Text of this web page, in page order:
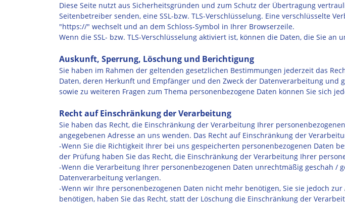
Diese Seite nutzt aus Sicherheitsgründen und zum Schutz der Übertragung
Seitenbetreiber senden, eine SSL-bzw. TLS-Verschlüsselung. Eine verschlüsselte
"https://" wechselt und an dem Schloss-Symbol in Ihrer Browserzeile.
Wenn die SSL- bzw. TLS-Verschlüsselung aktiviert ist, können die Daten, die Sie
Auskunft, Sperrung, Löschung und Berichtigung
Sie haben im Rahmen der geltenden gesetzlichen Bestimmungen jederzeit das
Daten, deren Herkunft und Empfänger und den Zweck der Datenverarbeitung
sowie zu weiteren Fragen zum Thema personenbezogene Daten können Sie sich
Recht auf Einschränkung der Verarbeitung
Sie haben das Recht, die Einschränkung der Verarbeitung Ihrer
angegebenen Adresse an uns wenden. Das Recht auf Einschränkung der
-Wenn Sie die Richtigkeit Ihrer bei uns gespeicherten personenbezogenen Daten
der Prüfung haben Sie das Recht, die Einschränkung der Verarbeitung Ihrer
-Wenn die Verarbeitung Ihrer personenbezogenen Daten unrechtmäßig geschah /
Datenverarbeitung verlangen.
-Wenn wir Ihre personenbezogenen Daten nicht mehr benötigen, Sie sie jedoch
benötigen, haben Sie das Recht, statt der Löschung die Einschränkung der